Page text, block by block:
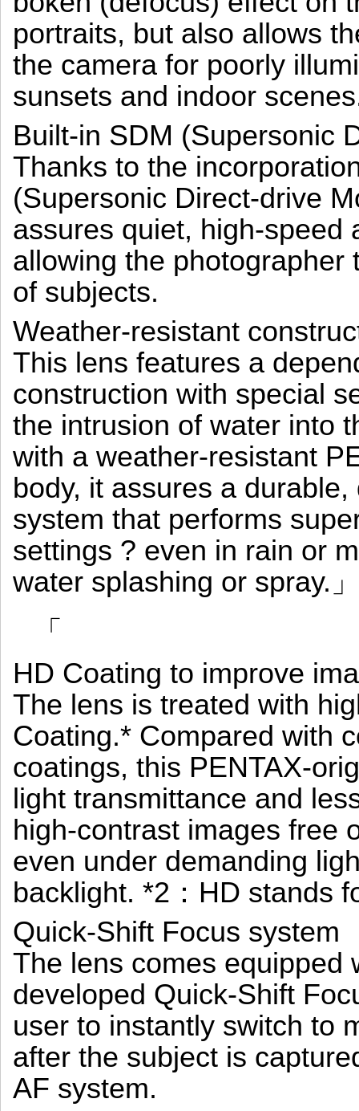
portraits, but also allows
the camera for poorly
sunsets and indoor
Built-in SDM (Supersonic
Thanks to the
(Supersonic Direct-drive
assures quiet, high-speed
allowing the photographer
of subjects.
Weather-resistant
This lens features a
construction with special
the intrusion of water into
with a weather-resistant
body, it assures a
system that performs
settings ? even in rain or
water splashing or spray.」
「
HD Coating to improve
The lens is treated with
Coating.* Compared with
coatings, this PENTAX-
light transmittance and
high-contrast images free
even under demanding
backlight. *2：HD stands
Quick-Shift Focus system
The lens comes equipped
developed Quick-Shift
user to instantly switch to
after the subject is
AF system.